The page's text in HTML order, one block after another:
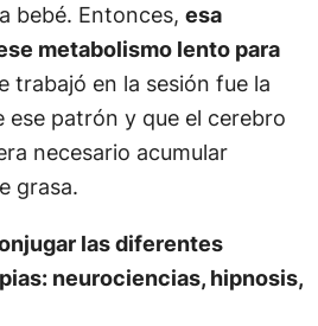
bebé. Entonces, esa
metabolismo lento para
trabajó en la sesión fue la
ese patrón y que el cerebro
necesario acumular
grasa.
las diferentes
neurociencias, hipnosis,